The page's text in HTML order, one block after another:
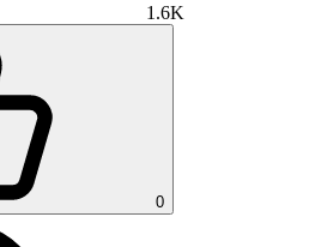
1.6K
0